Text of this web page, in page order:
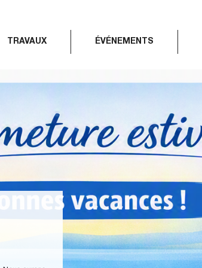
TRAVAUX ÉVÉNEMENTS
À L’AGAM !
réuni ce jeudi 18 juin 2026 afin d’élire son nouvel
vote, Audrey Gatian a été élue présidente de l’Agence,